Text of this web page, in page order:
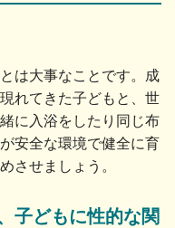
は大事なことです。成
れてきた子どもと、世
に入浴をしたり同じ布
安全な環境で健全に育
させましょう。
子どもに性的な関